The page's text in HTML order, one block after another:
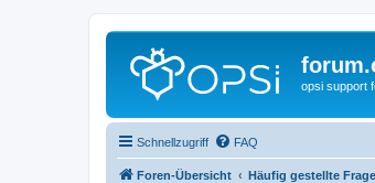
opsi support
Schnellzugriff FAQ
Foren-Übersicht Häufig gestellte